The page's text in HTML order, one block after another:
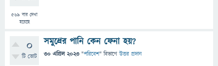
569 বার দেখা
হয়েছে
0
টি ভোট
সমুদ্রের পানি কেন ফেনা হয়?
30 এপ্রিল 2023 "পরিবেশ" বিভাগে উত্তর প্রদান